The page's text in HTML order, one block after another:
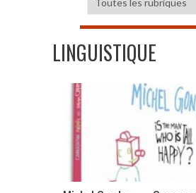
LINGUISTIQUE